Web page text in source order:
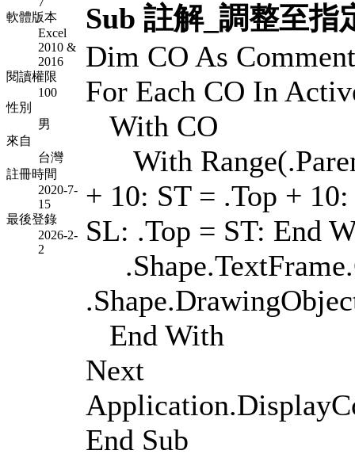
軟體版本
Excel
2010 &
2016
閱讀權限
100
性別
男
來自
台灣
註冊時間
2020-7-
15
最後登錄
2026-2-
2
Sub 註解_調整至指
Dim CO As
For Each CO In
With CO
With
+ 10: ST = .Top +
SL: .Top = ST: End
End With
Next
End Sub